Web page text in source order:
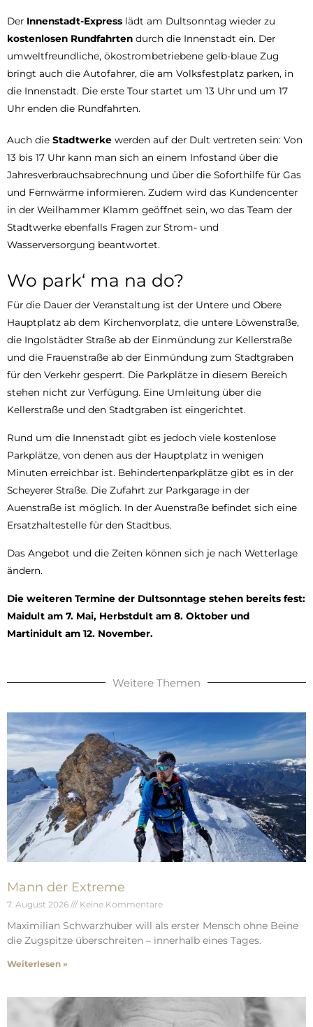
Der Innenstadt-Express lädt am Dultsonntag wieder zu
kostenlosen Rundfahrten durch die Innenstadt ein. Der
umweltfreundliche, ökostrombetriebene gelb-blaue Zug
bringt auch die Autofahrer, die am Volksfestplatz parken, in
die Innenstadt. Die erste Tour startet um 13 Uhr und um 17
Uhr enden die Rundfahrten.
Auch die Stadtwerke werden auf der Dult vertreten sein: Von
13 bis 17 Uhr kann man sich an einem Infostand über die
Jahresverbrauchsabrechnung und über die Soforthilfe für Gas
und Fernwärme informieren. Zudem wird das Kundencenter
in der Weilhammer Klamm geöffnet sein, wo das Team der
Stadtwerke ebenfalls Fragen zur Strom- und
Wasserversorgung beantwortet.
Wo park‘ ma na do?
Für die Dauer der Veranstaltung ist der Untere und Obere
Hauptplatz ab dem Kirchenvorplatz, die untere Löwenstraße,
die Ingolstädter Straße ab der Einmündung zur Kellerstraße
und die Frauenstraße ab der Einmündung zum Stadtgraben
für den Verkehr gesperrt. Die Parkplätze in diesem Bereich
stehen nicht zur Verfügung. Eine Umleitung über die
Kellerstraße und den Stadtgraben ist eingerichtet.
Rund um die Innenstadt gibt es jedoch viele kostenlose
Parkplätze, von denen aus der Hauptplatz in wenigen
Minuten erreichbar ist. Behindertenparkplätze gibt es in der
Scheyerer Straße. Die Zufahrt zur Parkgarage in der
Auenstraße ist möglich. In der Auenstraße befindet sich eine
Ersatzhaltestelle für den Stadtbus.
Das Angebot und die Zeiten können sich je nach Wetterlage
ändern.
Die weiteren Termine der Dultsonntage stehen bereits fest:
Maidult am 7. Mai, Herbstdult am 8. Oktober und
Martinidult am 12. November.
Weitere Themen
Mann der Extreme
7. August 2026 Keine Kommentare
Maximilian Schwarzhuber will als erster Mensch ohne Beine
die Zugspitze überschreiten – innerhalb eines Tages.
Weiterlesen »